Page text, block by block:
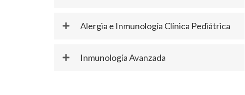
Alergia e Inmunología Clínica Pediátrica
Inmunología Avanzada